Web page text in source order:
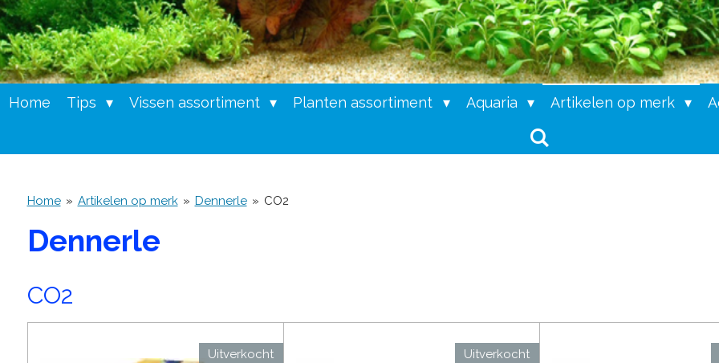
Home Tips Vissen assortiment Planten assortiment Aquaria Artikelen op merk
Home » Artikelen op merk » Dennerle » CO2
Dennerle
CO2
Uitverkocht Uitverkocht